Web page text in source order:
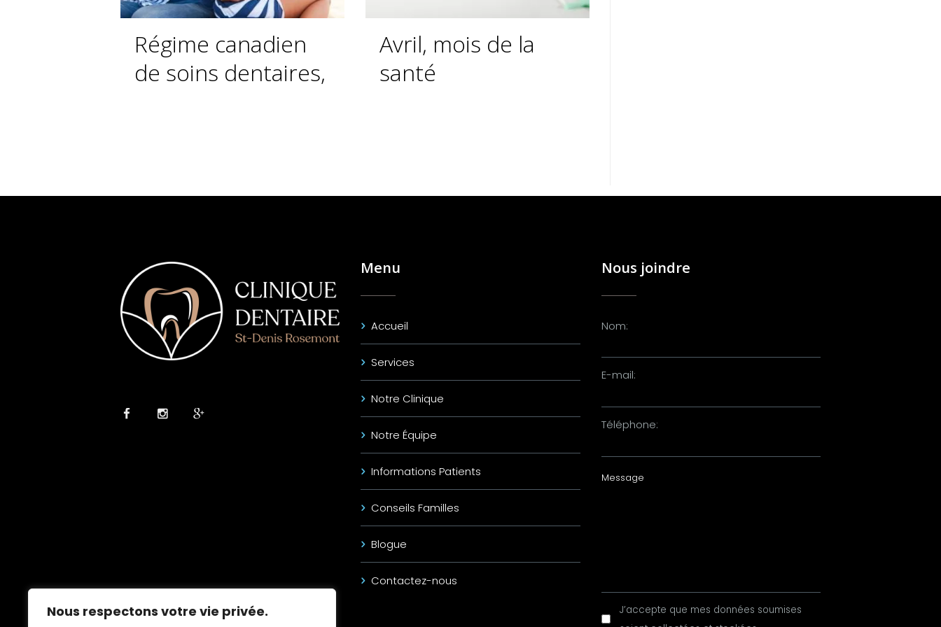
Nous respectons votre vie privée.
Régime canadien
de soins dentaires,
Avril, mois de la
santé
Menu
Accueil
Services
Notre Clinique
Notre Équipe
Informations Patients
Conseils Familles
Blogue
Contactez-nous
Nous joindre
Nom:
E-mail:
Téléphone:
J’accepte que mes données soumises